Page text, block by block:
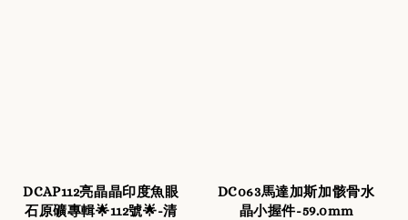
DCAP112亮晶晶印度魚眼
石原礦專輯🌟112號🌟-清
DC063馬達加斯加骸骨水
晶小握件-59.0mm